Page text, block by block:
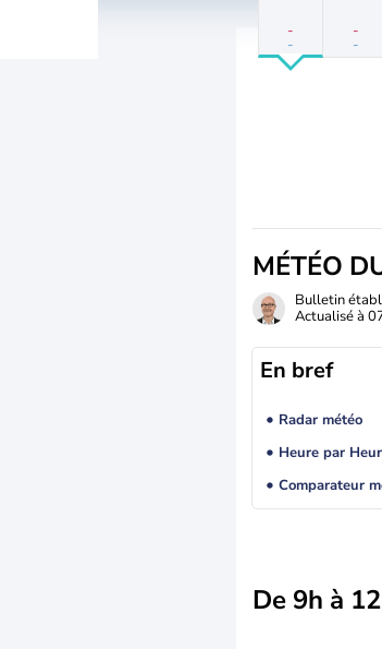
-
-
-
-
MÉTÉO
Bulletin
Actualisé à
En bref
Radar météo
Heure par
Comparateur
De 9h à